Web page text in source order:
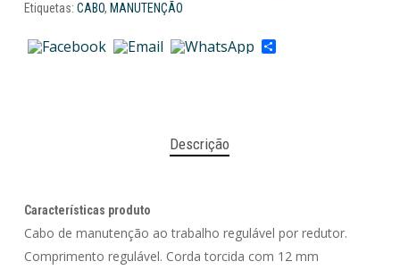
Etiquetas: CABO, MANUTENÇÃO
Share
Descrição
Características produto
Cabo de manutenção ao trabalho regulável por redutor.
Comprimento regulável. Corda torcida com 12 mm